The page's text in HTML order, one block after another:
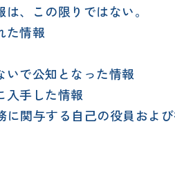
、この限りではない。
た情報
で公知となった情報
手した情報
関与する自己の役員およ